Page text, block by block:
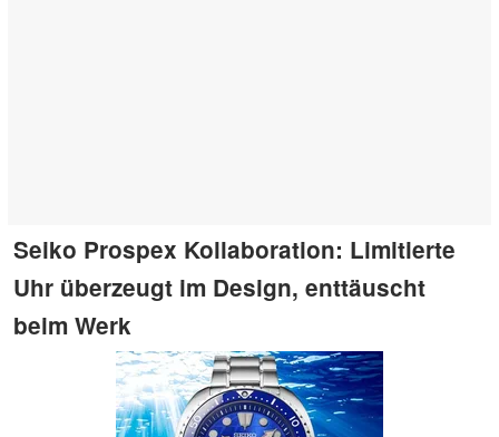
Seiko Prospex Kollaboration: Limitierte
Uhr überzeugt im Design, enttäuscht
beim Werk